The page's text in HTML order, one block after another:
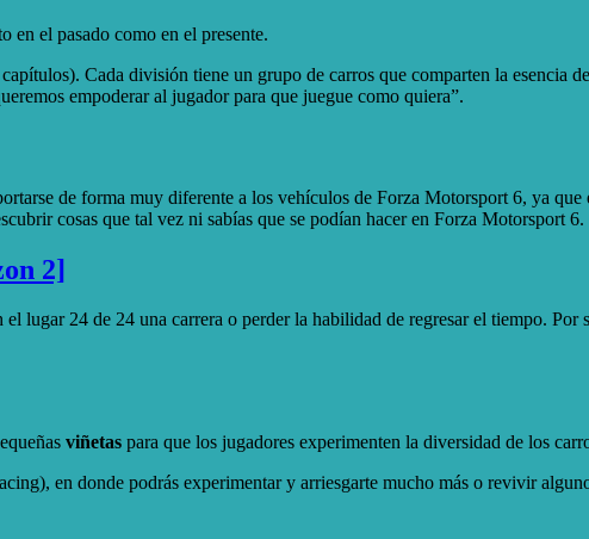
en el pasado como en el presente.
Cada división tiene un grupo de carros que comparten la esencia
empoderar al jugador para que juegue como quiera”.
de forma muy diferente a los vehículos de Forza Motorsport 6, ya
cosas que tal vez ni sabías que se podían hacer en Forza Motorsport 6.
2]
lugar 24 de 24 una carrera o perder la habilidad de regresar el tiempo. Por
viñetas para que los jugadores experimenten la diversidad de los
en donde podrás experimentar y arriesgarte mucho más o revivir